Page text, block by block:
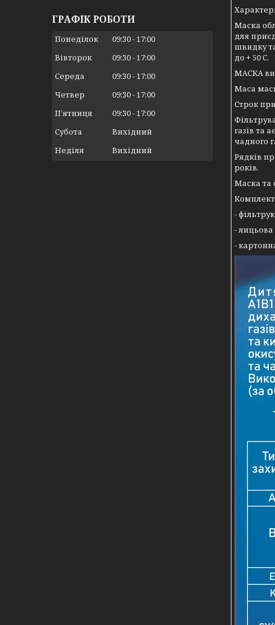
Маска
для
швидку
до + 50 С.
МАСКА
Маса
Строк
газів та
чадного
Рядків
років.
Маска та
-
-
-
ГРАФІК РОБОТИ
Понеділок 09:30 17:00
Вівторок
09:30 17:00
Середа
09:30 17:00
Четвер
09:30 17:00
Пʼятниця
09:30 17:00
Субота
Вихідний
Неділя
Вихідний